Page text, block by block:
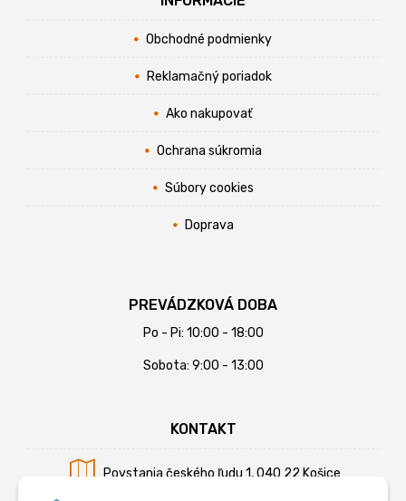
Obchodné podmienky
Reklamačný poriadok
Ako nakupovať
Ochrana súkromia
Súbory cookies
Doprava
PREVÁDZKOVÁ DOBA
Po - Pi: 10:00 - 18:00
Sobota: 9:00 - 13:00
KONTAKT
Povstania českého ľudu 1, 040 22 Košice